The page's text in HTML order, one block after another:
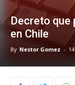
Decreto que
en Chile
By Nestor Gomez -